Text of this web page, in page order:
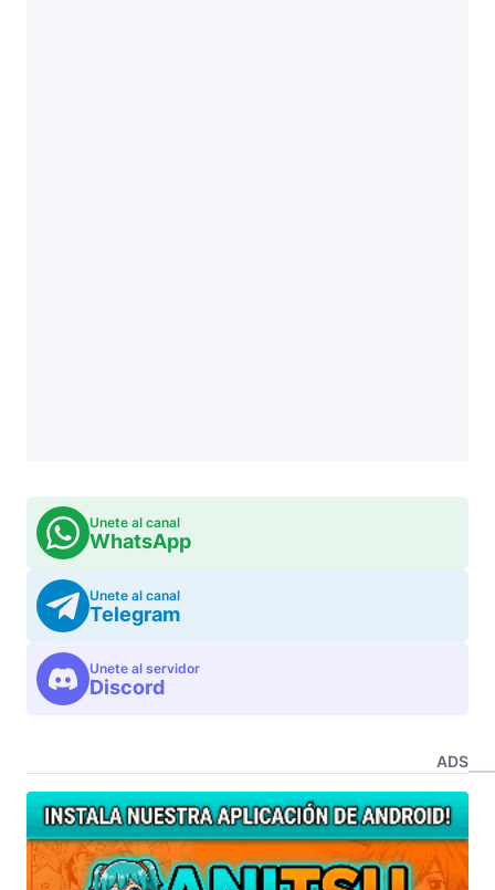
Unete al canal
WhatsApp
Unete al canal
Telegram
Unete al servidor
Discord
ADS